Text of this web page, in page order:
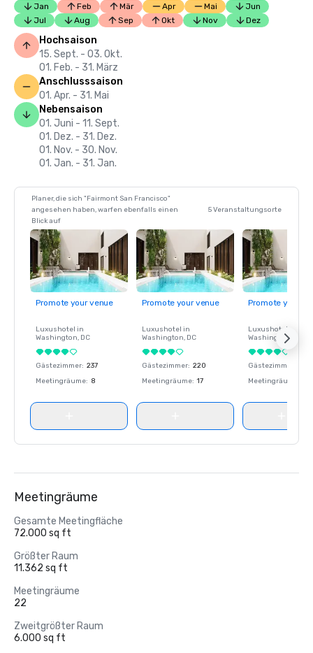
Jan Feb Mär Apr Mai
Jun
Jul
Aug Sep Okt Nov Dez
Hochsaison
15. Sept. - 03. Okt.
01. Feb. - 31. März
Anschlusssaison
01. Apr. - 31. Mai
Nebensaison
01. Juni - 11. Sept.
01. Dez. - 31. Dez.
01. Nov. - 30. Nov.
01. Jan. - 31. Jan.
Planer, die sich "Fairmont San Francisco"
angesehen haben, warfen ebenfalls einen
Blick auf
5 Veranstaltungsorte
Promote your venue
Luxushotel in
Washington, DC
Gästezimmer: 237
Meetingräume: 8
Promote your venue
Luxushotel in
Washington, DC
Gästezimmer: 220
Meetingräume: 17
Promote your
Luxushotel in
Washington
Gästezimmer
Meetingräume
Meetingräume
Gesamte Meetingfläche
72.000 sq ft
Größter Raum
11.362 sq ft
Meetingräume
22
Zweitgrößter Raum
6.000 sq ft